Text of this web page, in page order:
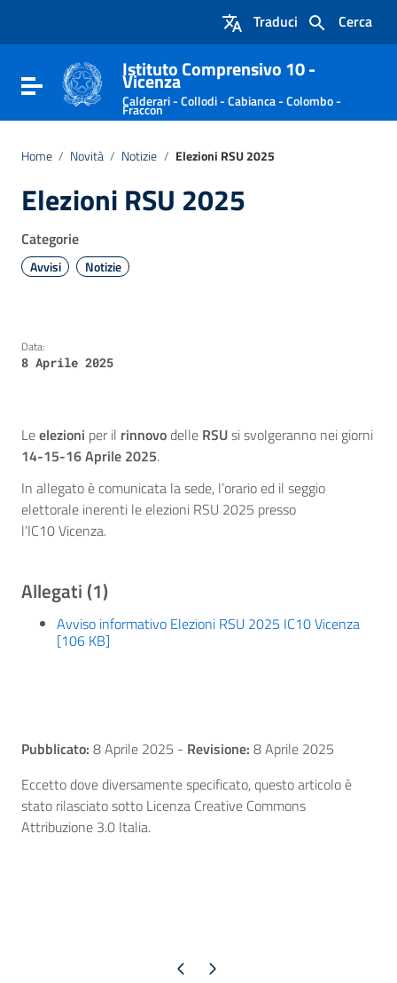
Vai al footer
Cerca
Traduci
Attiva / disattiva la navigazione
Istituto Comprensivo 10 -
Vicenza
Calderari - Collodi - Cabianca - Colombo -
Fraccon
Home / Novità / Notizie / Elezioni RSU 2025
Elezioni RSU 2025
Categorie
Avvisi Notizie
Data:
8 Aprile 2025
Leelezioni per il rinnovodelle RSUsi svolgeranno nei giorni
14-15-16 Aprile 2025.
In allegato è comunicata la sede, l’orario ed il seggio
elettorale inerenti le elezioni RSU 2025 presso
l’IC10 Vicenza.
Allegati (1)
Avviso informativo Elezioni RSU 2025 IC10 Vicenza
[106 KB]
Pubblicato: 8 Aprile 2025 - Revisione: 8 Aprile 2025
Eccetto dove diversamente specificato, questo articolo è
stato rilasciato sotto Licenza Creative Commons
Attribuzione 3.0 Italia.
Pagina precedente
Pagina successiva